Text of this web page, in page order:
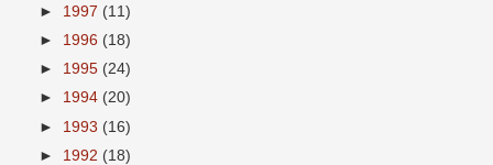
► 1997 (11)
► 1996 (18)
► 1995 (24)
► 1994 (20)
► 1993 (16)
► 1992 (18)